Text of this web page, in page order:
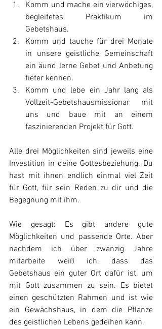
Komm und mache ein vierwöchiges,
begleitetes Praktikum im
Gebetshaus.
Komm und tauche für drei Monate
in unsere geistliche Gemeinschaft
ein äund lerne Gebet und Anbetung
tiefer kennen.
Komm und lebe ein Jahr lang als
Vollzeit-Gebetshausmissionar mit
uns und baue mit an einem
faszinierenden Projekt für Gott.
Alle drei Möglichkeiten sind jeweils eine
Investition in deine Gottesbeziehung. Du
hast mit ihnen endlich einmal viel Zeit
für Gott, für sein Reden zu dir und die
Begegnung mit ihm.
Wie gesagt: Es gibt andere gute
Möglichkeiten und passende Orte. Aber
nachdem ich über zwanzig Jahre
mitarbeite weiß ich, dass das
Gebetshaus ein guter Ort dafür ist, um
mit Gott zusammen zu sein. Es bietet
einen geschützten Rahmen und ist wie
ein Gewächshaus, in dem die Pflanze
des geistlichen Lebens gedeihen kann.